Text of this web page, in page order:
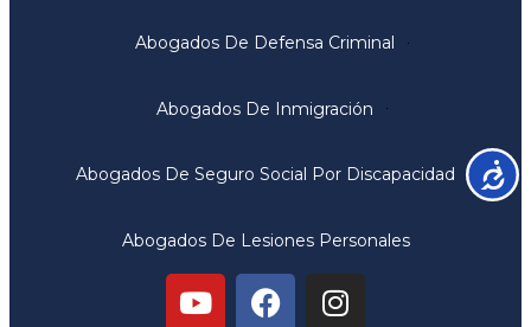
Abogados De Defensa Criminal
Abogados De Inmigración
Abogados De Seguro Social Por Discapacidad
Abogados De Lesiones Personales